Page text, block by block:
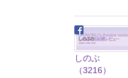
しのぶ
（3216）